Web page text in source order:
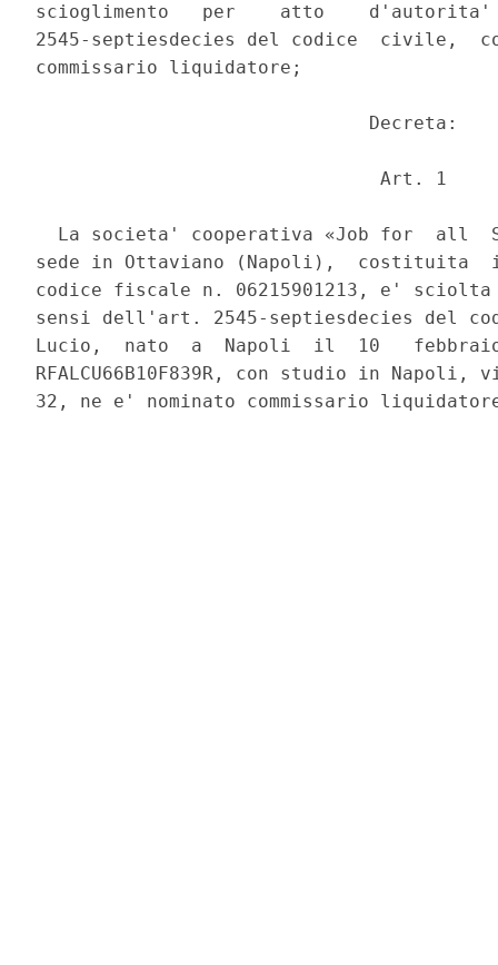
scioglimento   per    atto
2545-septiesdecies del codice  civile,
commissario liquidatore;
                              Decreta:
                               Art. 1
La societa' cooperativa «Job for  all
sede in Ottaviano (Napoli),  costituita
codice fiscale n. 06215901213, e'
sensi dell'art. 2545-septiesdecies del
Lucio,  nato  a  Napoli  il  10
RFALCU66B10F839R, con studio in